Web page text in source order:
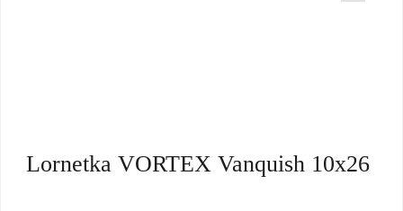
Lornetka VORTEX Vanquish 10x26